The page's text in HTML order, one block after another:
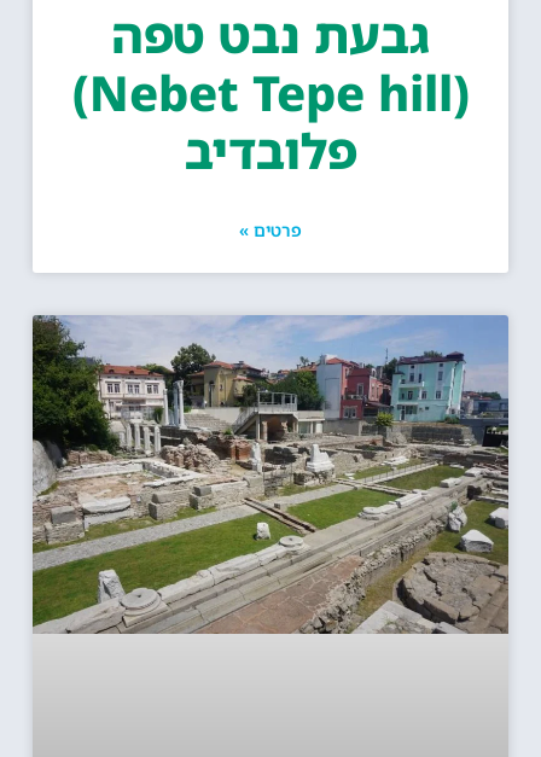
גבעת נבט טפה
(Nebet Tepe hill)
פלובדיב